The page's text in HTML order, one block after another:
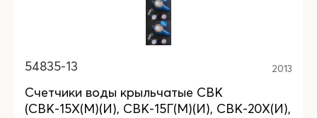
54835-13 2013
Счетчики воды крыльчатые СВК
(СВК-15Х(М)(И), СВК-15Г(М)(И), СВК-20Х(И),